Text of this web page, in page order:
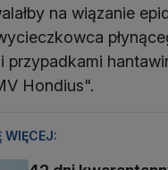
na wiązanie
przypadkami
Hondius".
WIĘCEJ: